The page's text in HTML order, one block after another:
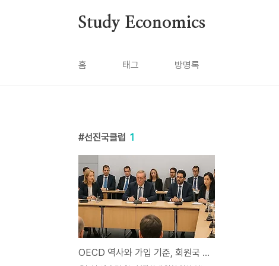
Study Economics
홈 태그 방명록
선진국클럽 1
OECD 역사와 가입 기준, 회원국 현황 및 한국의 의미